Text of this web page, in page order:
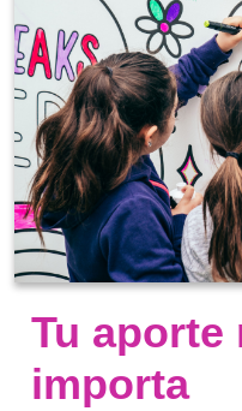
Tu aporte
importa